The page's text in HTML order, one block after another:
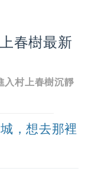
春樹最新
入村上春樹沉靜
，想去那裡